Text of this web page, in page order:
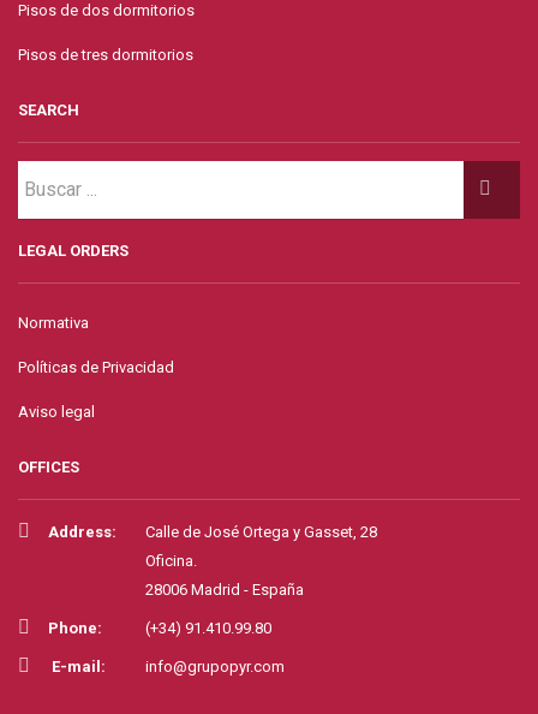
Pisos de dos dormitorios
Pisos de tres dormitorios
SEARCH
LEGAL ORDERS
Normativa
Políticas de Privacidad
Aviso legal
OFFICES
Address:
Calle de José Ortega y Gasset, 28
Oficina.
28006 Madrid - España
Phone: (+34) 91.410.99.80
E-mail: info@grupopyr.com